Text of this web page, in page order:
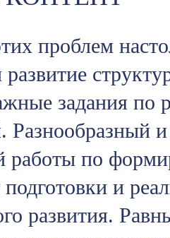
проблем
задания по
Разнообразный
работы по
подготовки и
развития.